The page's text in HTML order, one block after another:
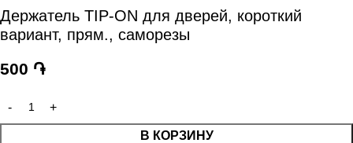
Держатель TIP-ON для дверей, короткий
вариант, прям., саморезы
500 ֏
В КОРЗИНУ